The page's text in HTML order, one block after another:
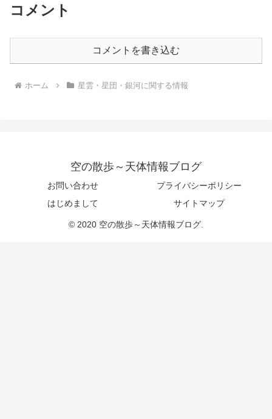
コメント
コメントを書き込む
ホーム 星雲・星団・銀河に関する情報
空の散歩～天体情報ブログ
お問い合わせ
プライバシーポリシー
はじめまして
サイトマップ
© 2020 空の散歩～天体情報ブログ.